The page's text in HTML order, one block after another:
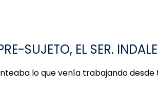
SUJETO, EL SER.
lo que venía trabajando